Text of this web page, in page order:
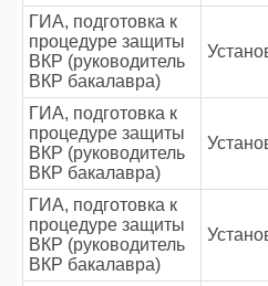
ГИА, подготовка к
процедуре защиты
ВКР (руководитель
ВКР бакалавра)
ГИА, подготовка к
процедуре защиты
ВКР (руководитель
ВКР бакалавра)
ГИА, подготовка к
процедуре защиты
ВКР (руководитель
ВКР бакалавра)